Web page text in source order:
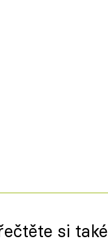
si také